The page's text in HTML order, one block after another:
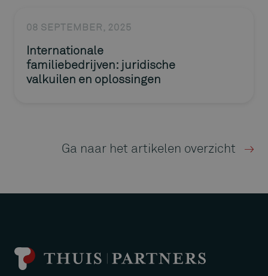
08 SEPTEMBER, 2025
Internationale
familiebedrijven: juridische
valkuilen en oplossingen
Ga naar het artikelen overzicht